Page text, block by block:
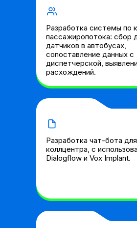
Разработка системы по
пассажиропотока: сбор
датчиков в автобусах,
сопоставление данных с
диспетчерской,
расхождений.
Разработка чат-бота для
коллцентра, с
Dialogflow и Vox Implant.